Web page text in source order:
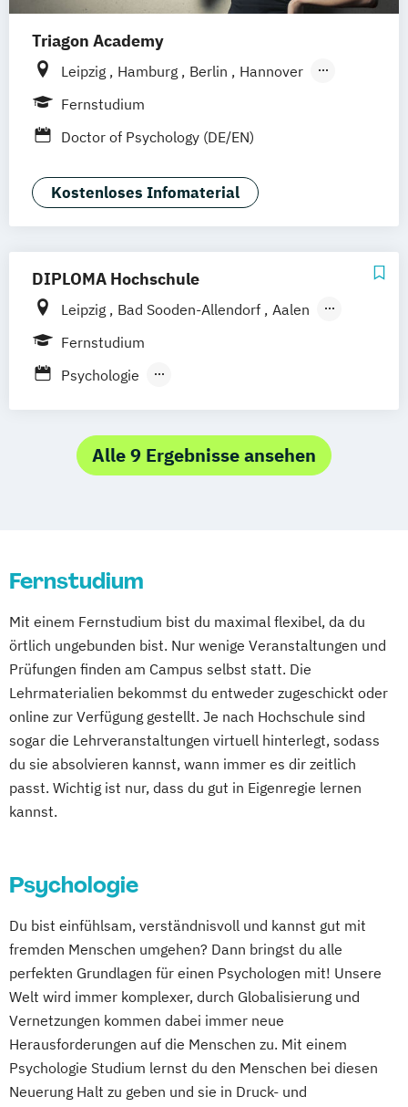
Psychologie mit Schwerpunkt
Gesundheitspsychologie
Psychologie mit Schwerpunkt
Psychologie mit Schwerpunkt
Triagon Academy
Leipzig Hamburg Berlin
Hannover
Dortmund (Unna)
Treuchtlingen Nürnberg
München (Ismaning)
Fernstudium
Doctor of Psychology (DE/EN)
Kostenloses Infomaterial
DIPLOMA Hochschule
Leipzig Bad Sooden-Allendorf
Aalen
Baden-Baden
Heilbronn Kassel
Bochum Kaiserslautern Wiesbaden
Regenstauf Dresden Hoyerswerda
Magdeburg Ostfildern
Fernstudium
Psychologie
Empowerment
Psychosoziale Beratung in Sozialer Arbeit
Alle 9 Ergebnisse ansehen
Fernstudium
Mit einem Fernstudium bist du maximal flexibel, da du
örtlich ungebunden bist. Nur wenige Veranstaltungen und
Prüfungen finden am Campus selbst statt. Die
Lehrmaterialien bekommst du entweder zugeschickt oder
online zur Verfügung gestellt. Je nach Hochschule sind
sogar die Lehrveranstaltungen virtuell hinterlegt, sodass
du sie absolvieren kannst, wann immer es dir zeitlich
passt. Wichtig ist nur, dass du gut in Eigenregie lernen
kannst.
Psychologie
Du bist einfühlsam, verständnisvoll und kannst gut mit
fremden Menschen umgehen? Dann bringst du alle
perfekten Grundlagen für einen Psychologen mit! Unsere
Welt wird immer komplexer, durch Globalisierung und
Vernetzungen kommen dabei immer neue
Herausforderungen auf die Menschen zu. Mit einem
Psychologie Studium lernst du den Menschen bei diesen
Neuerung Halt zu geben und sie in Druck- und